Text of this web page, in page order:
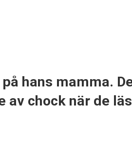
hans mamma.
av chock när de